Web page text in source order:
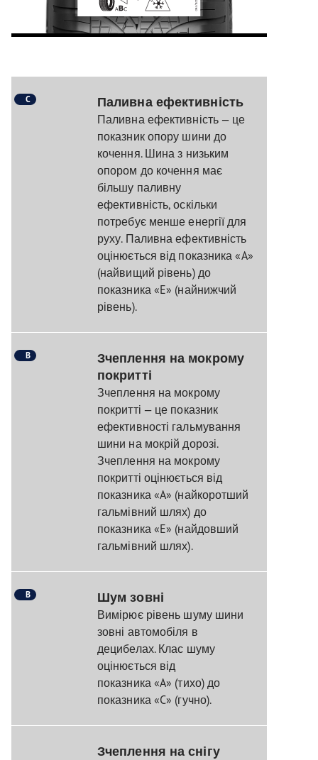
C Паливна ефективність
Паливна ефективність — це
показник опору шини до
кочення. Шина з низьким
опором до кочення має
більшу паливну
ефективність, оскільки
потребує менше енергії для
руху. Паливна ефективність
оцінюється від показника «A»
(найвищий рівень) до
показника «E» (найнижчий
рівень).
B
Зчеплення на мокрому
покритті
Зчеплення на мокрому
покритті — це показник
ефективності гальмування
шини на мокрій дорозі.
Зчеплення на мокрому
покритті оцінюється від
показника «A» (найкоротший
гальмівний шлях) до
показника «E» (найдовший
гальмівний шлях).
B Шум зовні
Вимірює рівень шуму шини
зовні автомобіля в
децибелах. Клас шуму
оцінюється від
показника «A» (тихо) до
показника «C» (гучно).
Зчеплення на снігу